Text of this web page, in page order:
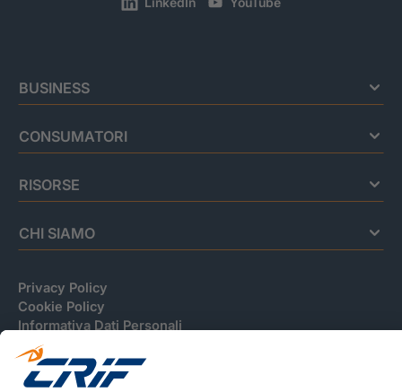
BUSINESS
CONSUMATORI
RISORSE
CHI SIAMO
Privacy Policy
Cookie Policy
Informativa Dati Personali
CRIF Business Ethics
Accessibilità
Informativa Privacy Relativa Al Sistema Di Informazioni